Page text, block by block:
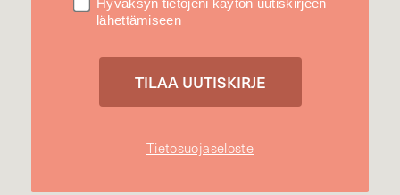
lähettämiseen
Tietosuojaseloste